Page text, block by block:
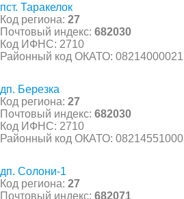
пст. Таракелок
Код региона: 27
Почтовый индекс: 682030
Код ИФНС: 2710
Районный код ОКАТО: 08214000021
дп. Березка
Код региона: 27
Почтовый индекс: 682030
Код ИФНС: 2710
Районный код ОКАТО: 08214551000
дп. Солони-1
Код региона: 27
Почтовый индекс: 682071